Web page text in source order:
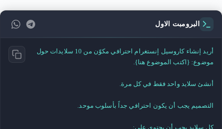
البرومبت الاول